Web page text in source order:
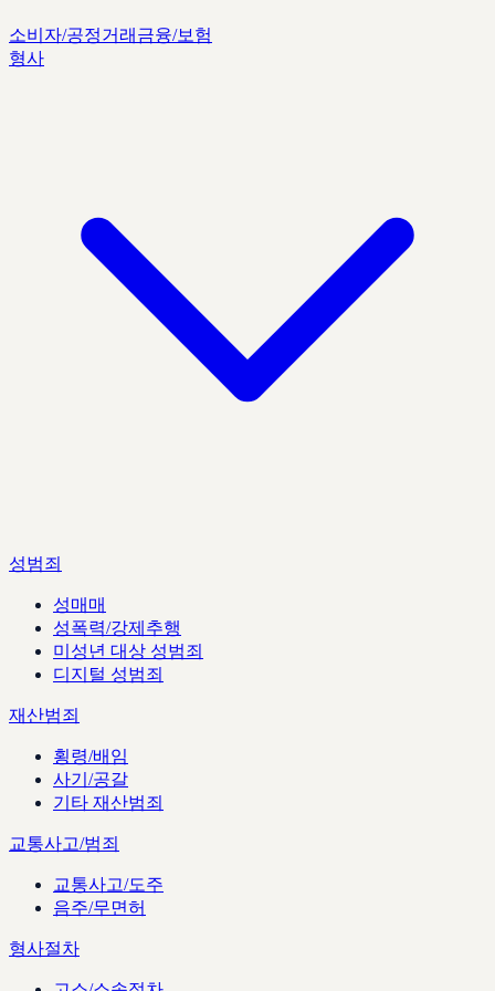
소비자/공정거래 금융/보험
형사
성범죄
성매매
성폭력/강제추행
미성년 대상 성범죄
디지털 성범죄
재산범죄
횡령/배임
사기/공갈
기타 재산범죄
교통사고/범죄
교통사고/도주
음주/무면허
형사절차